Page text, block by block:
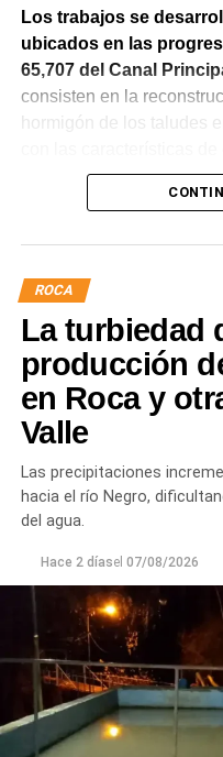
Los trabajos se
ubicados en las
65,707 del Canal
consisten en la
hormigón de los taludes
La obra incluye la
requieren, la ejecución
hormigón reforzado con
juntas para mejorar la
Desde el DPA
parte del plan de
infraestructura hídrica
optimizar la conducción
seguro para los
ROCA
La turbiedad
producción
en Roca y
Valle
Las precipitaciones
hacia el río Negro,
del agua.
Hace 2 díasel 07/08/2026